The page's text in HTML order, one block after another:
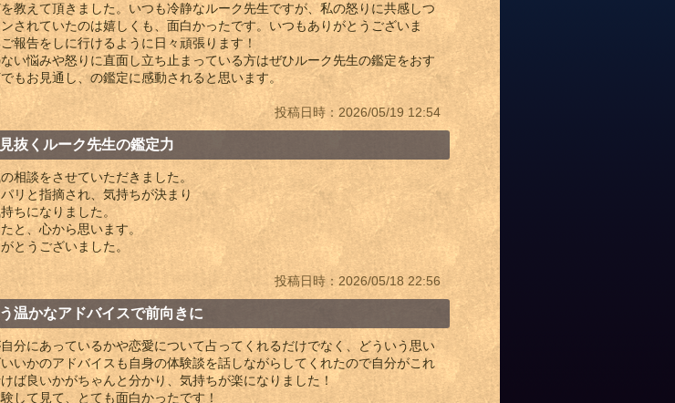
教えて頂きました。いつも冷静なルーク先生ですが、私の怒りに共感しつ
されていたのは嬉しくも、面白かったです。いつもありがとうございま
報告をしに行けるように日々頑張ります！
い悩みや怒りに直面し立ち止まっている方はぜひルーク先生の鑑定をおす
もお見通し、の鑑定に感動されると思います。
投稿日時：2026/05/19 12:54
抜くルーク先生の鑑定力
相談をさせていただきました。
リと指摘され、気持ちが決まり
ちになりました。
と、心から思います。
とうございました。
投稿日時：2026/05/18 22:56
温かなアドバイスで前向きに
分にあっているかや恋愛について占ってくれるだけでなく、どういう思い
いかのアドバイスも自身の体験談を話しながらしてくれたので自分がこれ
ば良いかがちゃんと分かり、気持ちが楽になりました！
して見て、とても面白かったです！